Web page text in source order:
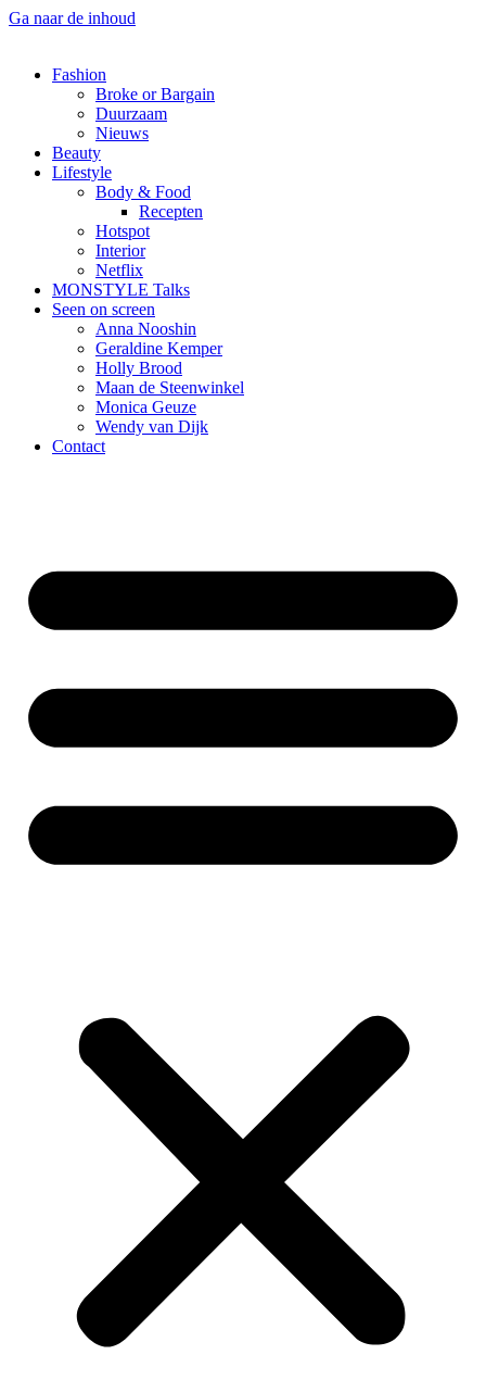
Ga naar de inhoud
Fashion
Broke or Bargain
Duurzaam
Nieuws
Beauty
Lifestyle
Body & Food
Recepten
Hotspot
Interior
Netflix
MONSTYLE Talks
Seen on screen
Anna Nooshin
Geraldine Kemper
Holly Brood
Maan de Steenwinkel
Monica Geuze
Wendy van Dijk
Contact